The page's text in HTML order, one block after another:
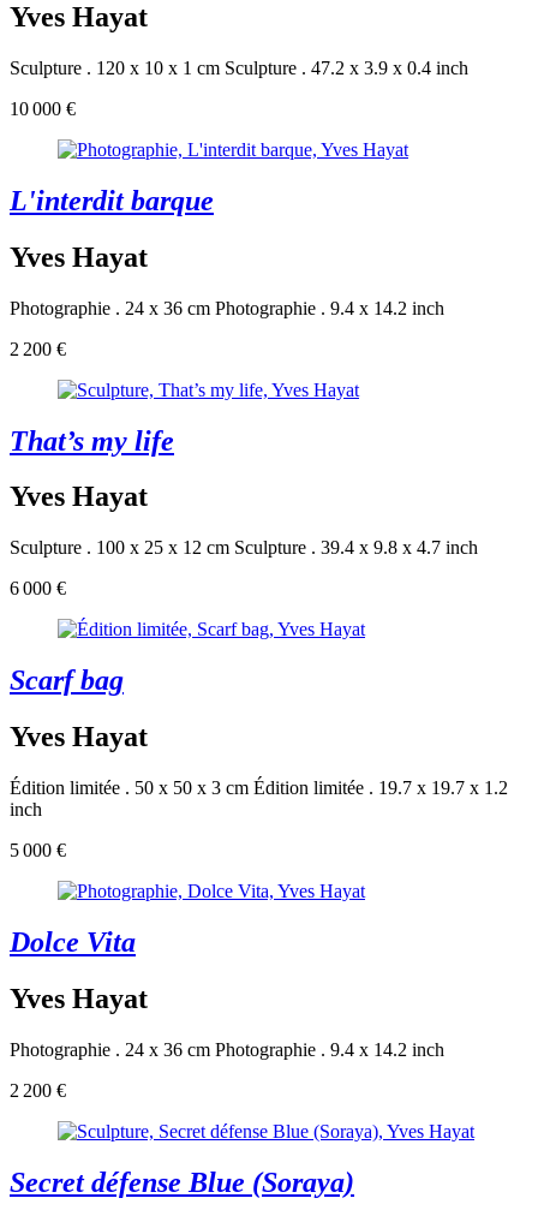
Yves Hayat
Sculpture . 120 x 10 x 1 cm Sculpture . 47.2 x 3.9 x 0.4 inch
10 000 €
L'interdit barque
Yves Hayat
Photographie . 24 x 36 cm Photographie . 9.4 x 14.2 inch
2 200 €
That’s my life
Yves Hayat
Sculpture . 100 x 25 x 12 cm Sculpture . 39.4 x 9.8 x 4.7 inch
6 000 €
Scarf bag
Yves Hayat
Édition limitée . 50 x 50 x 3 cm Édition limitée . 19.7 x 19.7 x 1.2
inch
5 000 €
Dolce Vita
Yves Hayat
Photographie . 24 x 36 cm Photographie . 9.4 x 14.2 inch
2 200 €
Secret défense Blue (Soraya)